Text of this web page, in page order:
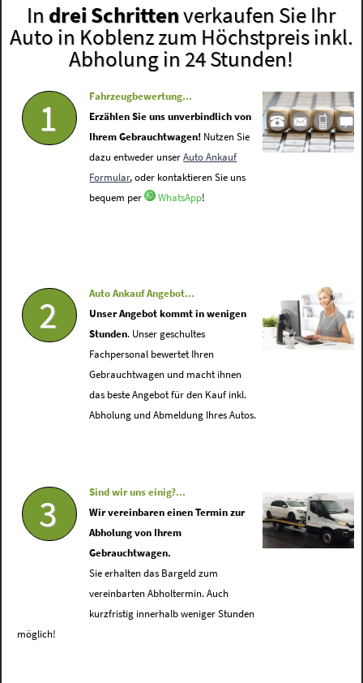
In drei Schrittenverkaufen Sie Ihr
Auto in Koblenz zum Höchstpreis inkl.
Abholung in 24 Stunden!
1
Fahrzeugbewertung...
Erzählen Sie uns unverbindlich von
Ihrem Gebrauchtwagen! Nutzen Sie
dazu entweder unserAuto Ankauf
Formular, oder kontaktieren Sie uns
bequem per
WhatsApp!
2
Auto Ankauf Angebot...
Unser Angebot kommt in wenigen
Stunden. Unser geschultes
Fachpersonal bewertet Ihren
Gebrauchtwagen und macht ihnen
das beste Angebot für den Kauf inkl.
Abholung und Abmeldung Ihres Autos.
3
Sind wir uns einig?...
Wir vereinbaren einen Termin zur
Abholung von Ihrem
Gebrauchtwagen.
Sie erhalten das Bargeld zum
vereinbarten Abholtermin. Auch
kurzfristig innerhalb weniger Stunden
möglich!